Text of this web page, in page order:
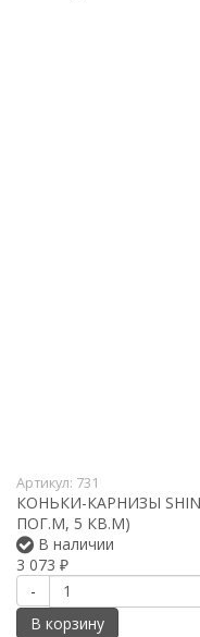
Артикул: 731
КОНЬКИ-КАРНИЗЫ
ПОГ.М, 5 КВ.М)
В наличии
3 073 ₽
-
В корзину